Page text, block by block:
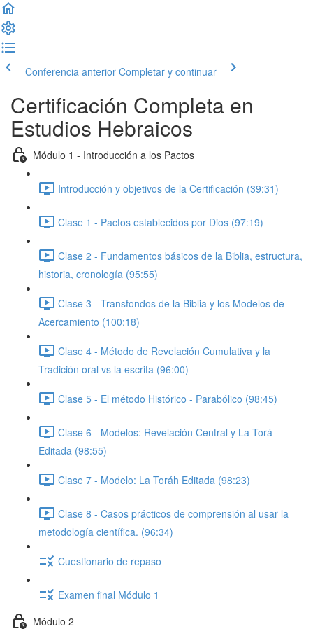
Conferencia anterior Completar y continuar
Certificación Completa en
Estudios Hebraicos
Módulo 1 - Introducción a los Pactos
Introducción y objetivos de la Certificación (39:31)
Clase 1 - Pactos establecidos por Dios (97:19)
Clase 2 - Fundamentos básicos de la Biblia, estructura,
historia, cronología (95:55)
Clase 3 - Transfondos de la Biblia y los Modelos de
Acercamiento (100:18)
Clase 4 - Método de Revelación Cumulativa y la
Tradición oral vs la escrita (96:00)
Clase 5 - El método Histórico - Parabólico (98:45)
Clase 6 - Modelos: Revelación Central y La Torá
Editada (98:55)
Clase 7 - Modelo: La Toráh Editada (98:23)
Clase 8 - Casos prácticos de comprensión al usar la
metodología científica. (96:34)
Cuestionario de repaso
Examen final Módulo 1
Módulo 2